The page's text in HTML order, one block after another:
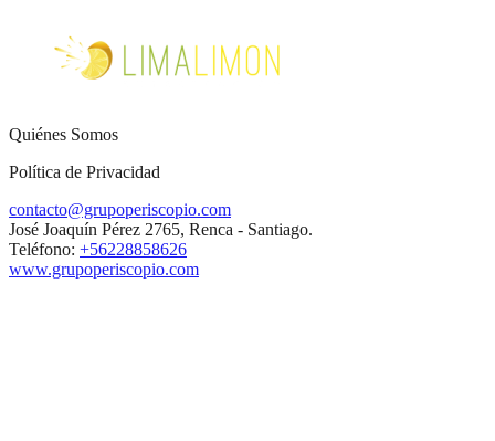
Quiénes Somos
Política de Privacidad
contacto@grupoperiscopio.com
José Joaquín Pérez 2765, Renca - Santiago.
Teléfono: +56228858626
www.grupoperiscopio.com